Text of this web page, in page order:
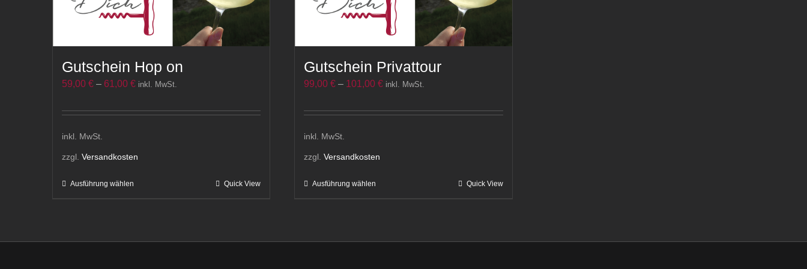
Gutschein Hop on
59,00 € – 61,00 € inkl. MwSt.
inkl. MwSt.
zzgl. Versandkosten
Ausführung wählen
mehrere
Quick View
Gutschein Privattour
99,00€ – 101,00€ inkl. MwSt.
inkl. MwSt.
zzgl.Versandkosten
Ausführung wählen
mehrere
Quick View